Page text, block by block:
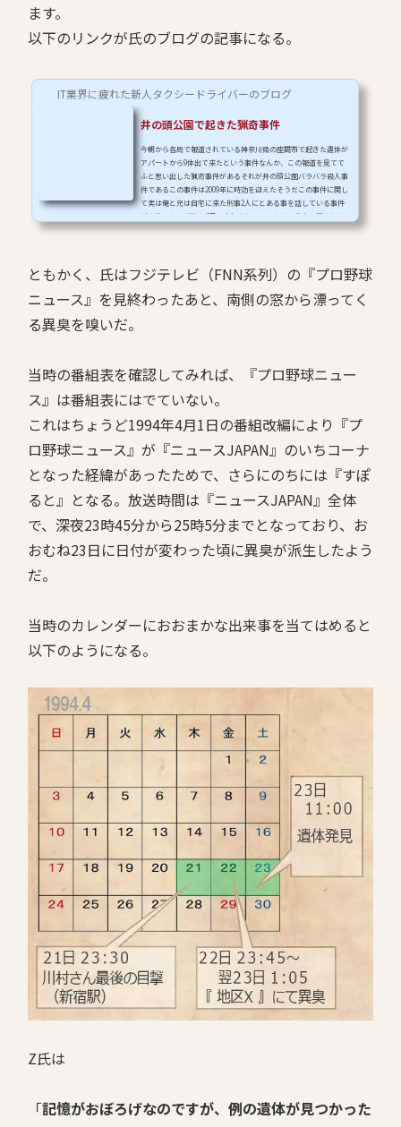
ます。
以下のリンクが氏のブログの記事になる。
IT業界に疲れた新人タクシードライバーのブログ
井の頭公園で起きた猟奇事件
今朝から各局で報道されている神奈川県の座間市で起きた遺体が
アパートから9体出て来たという事件なんか、この報道を見てて
ふと思い出した猟奇事件があるそれが井の頭公園バラバラ殺人事
件であるこの事件は2009年に時効を迎えたそうだこの事件に関し
て実は俺と兄は自宅に来た刑事2人にとある事を話している事件
が発覚した日が確か4月の中旬くらいだったと思う家の周りには
芸能リポーターの東海林のり子も来ていたそんなこんなで当...
ともかく、氏はフジテレビ（FNN系列）の『プロ野球
ニュース』を見終わったあと、南側の窓から漂ってく
る異臭を嗅いだ。
当時の番組表を確認してみれば、『プロ野球ニュー
ス』は番組表にはでていない。
これはちょうど1994年4月1日の番組改編により『プ
ロ野球ニュース』が『ニュースJAPAN』のいちコーナ
となった経緯があったためで、さらにのちには『すぽ
ると』となる。放送時間は『ニュースJAPAN』全体
で、深夜23時45分から25時5分までとなっており、お
おむね23日に日付が変わった頃に異臭が派生したよう
だ。
当時のカレンダーにおおまかな出来事を当てはめると
以下のようになる。
Z氏は
「記憶がおぼろげなのですが、例の遺体が見つかった